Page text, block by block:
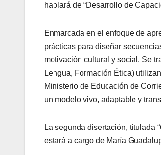
hablará de “Desarrollo de
Enmarcada en el enfoque de
prácticas para diseñar
motivación cultural y social. Se
Lengua, Formación Ética)
Ministerio de Educación de
un modelo vivo, adaptable y
La segunda disertación, titulada
estará a cargo de María